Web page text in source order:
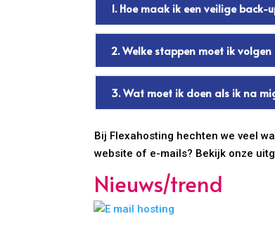
1. Hoe maak ik een veilige
2. Welke stappen moet ik
3. Wat moet ik doen als ik na
Bij Flexahosting hechten we veel
website of e-mails? Bekijk onze
Nieuws/trend